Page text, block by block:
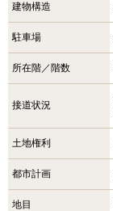
建物構造
駐車場
所在階／階数
接道状況
土地権利
都市計画
地目